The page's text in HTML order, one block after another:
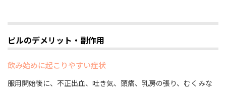
ピルのデメリット・副作用
飲み始めに起こりやすい症状
服用開始後に、不正出血、吐き気、頭痛、乳房の張り、むくみな